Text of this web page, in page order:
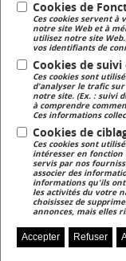
Accès NetYpareo
Zoom sur... Presse
Cookies de
Ces cookies servent
notre site Web et à
utilisez notre site
vos identifiants de
Cookies de
Ces cookies sont
d'analyser le trafic
notre site. (Ex. : suivi
à comprendre
Ces informations
Cookies de
Ces cookies sont
intéresser en fonction
servis par nos
associer des
informations qu'ils
les activités du votre
choisissez de
annonces, mais elles
Accepter Refuser